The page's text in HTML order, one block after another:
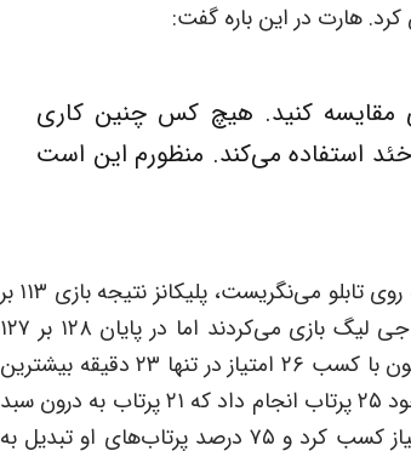
مقایسه کنید. هیچ کس چنین کاری
استفاده می‌کند. منظورم این است
وقتی ویلیامسون در ۷:۰۸ ثانیه گذشته از کوارتر چهارم به روی تابلو می‌نگریست، پلیکانز نتیجه بازی ۱۱۳ بر
۱۰۹ بود. این تیم رزرو پلیکانز بود و اکثر بازیکنان آن در جی لیگ بازی می‌کردند اما در پایان ۱۲۸ بر ۱۲۷
مقابل ذخیره‌های یوتا جاز به برتری رسیدند.زاین ویلیامسون با کسب ۲۶ امتیاز در تنها ۲۳ دقیقه بیشترین
امتیاز بازی را از آن خود کرد. او در ۲ بازی آخر تدارکاتی خود ۲۵ پرتاب انجام داد که ۲۱ پرتاب به درون سبد
رفت. این دومین بازی متوالی او بود که حداقل ۲۵ امتیاز کسب کرد و ۷۵ درصد پرتاب‌های او تبدیل به